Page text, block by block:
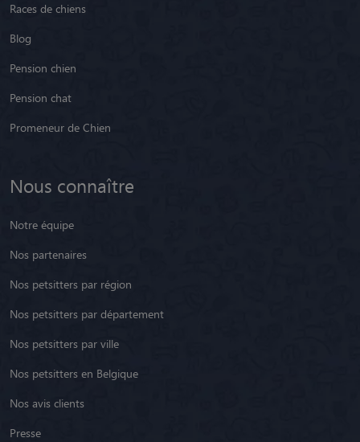
Races de chiens
Blog
Pension chien
Pension chat
Promeneur de Chien
Nous connaître
Notre équipe
Nos partenaires
Nos petsitters par région
Nos petsitters par département
Nos petsitters par ville
Nos petsitters en Belgique
Nos avis clients
Presse